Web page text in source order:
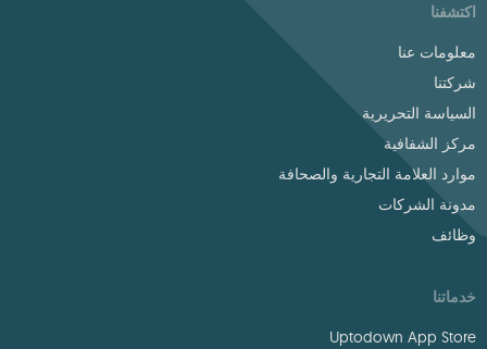
اكتشفنا
معلومات عنا
شركتنا
السياسة التحريرية
مركز الشفافية
موارد العلامة التجارية والصحافة
مدونة الشركات
وظائف
خدماتنا
Uptodown App Store